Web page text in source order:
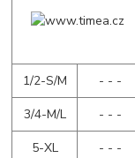
1/2-S/M
- - -
3/4-M/L
- - -
5-XL
- - -